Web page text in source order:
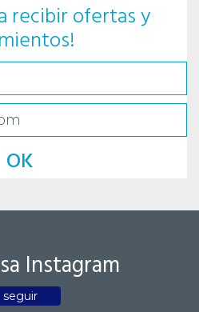
recibir ofertas y
OK
Instagram
seguir